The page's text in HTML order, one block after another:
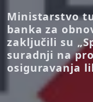
Ministarstvo
banka za
zaključili su
suradnji na
osiguravanja